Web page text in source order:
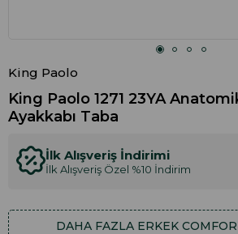
King Paolo
King Paolo 1271 23YA
Ayakkabı Taba
İlk Alışveriş İndirimi
İlk Alışveriş Özel %10 İndirim
DAHA FAZLA ERKEK